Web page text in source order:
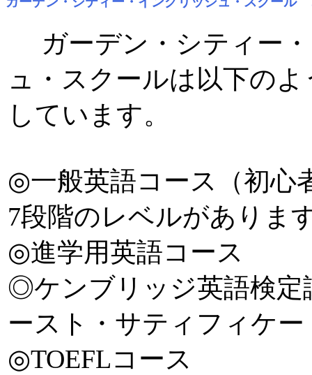
ガーデン・シティー
ュ・スクールは以下の
しています。
◎一般英語コース（初心
7段階のレベルがありま
◎進学用英語コース
◎ケンブリッジ英語検定
ースト・サティフィケ
◎TOEFLコース